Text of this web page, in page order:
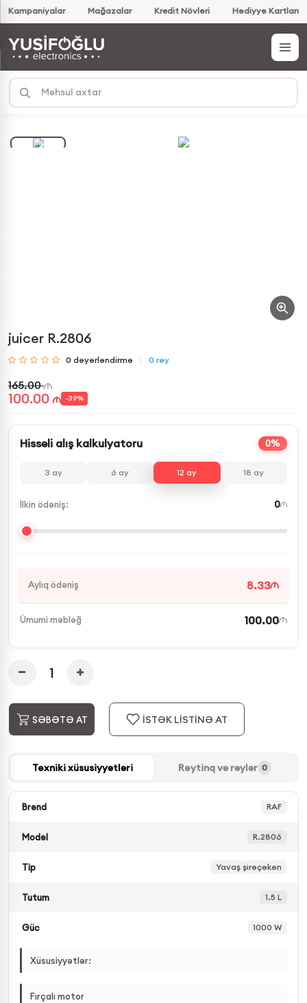
Kampaniyalar Mağazalar Kredit Növləri Hədiyyə Kartları
juicer R.2806
0 dəyərləndirmə 0 rəy
165.00
100.00 -39%
Hissəli alış kalkulyatoru 0%
3 ay 6 ay 12 ay 18 ay
İlkin ödəniş: 0
Aylıq ödəniş 8.33
Ümumi məbləğ 100.00
SƏBƏTƏ AT İSTƏK LİSTİNƏ AT
Texniki xüsusiyyətləri Reytinq və rəylər 0
Brend RAF
Model R.2806
Tip Yavaş şirəçəkən
Tutum 1.5 L
Güc 1000 W
Xüsusiyyətlər:
Fırçalı motor